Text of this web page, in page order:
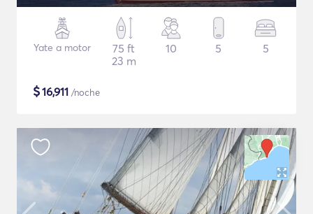
Yate a motor
75 ft
23 m
10 5 5
$16,911 /noche